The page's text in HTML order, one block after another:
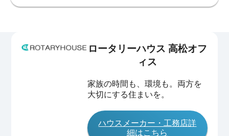
ロータリーハウス 高松オフ
ィス
家族の時間も、環境も。両方を
大切にする住まいを。
ハウスメーカー・工務店詳
細はこちら